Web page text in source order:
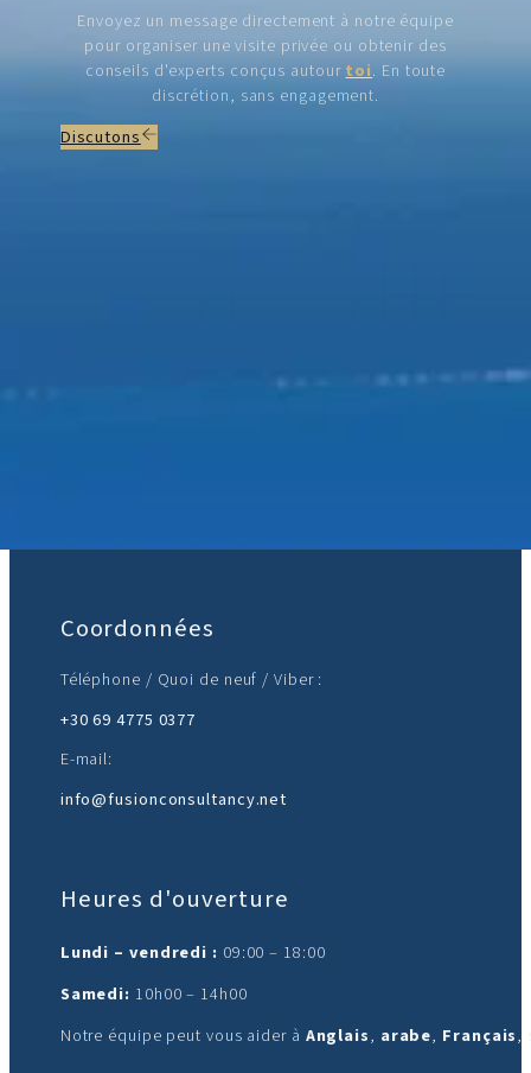
Envoyez un message directement à notre équipe
pour organiser une visite privée ou obtenir des
conseils d'experts conçus autourtoi. En toute
discrétion, sans engagement.
Discutons
Coordonnées
Téléphone / Quoi de neuf / Viber :
+30 69 4775 0377
E-mail:
info@fusionconsultancy.net
Heures d'ouverture
Lundi – vendredi : 09:00 – 18:00
Samedi: 10h00 – 14h00
Notre équipe peut vous aider à Anglais, arabe, Français,